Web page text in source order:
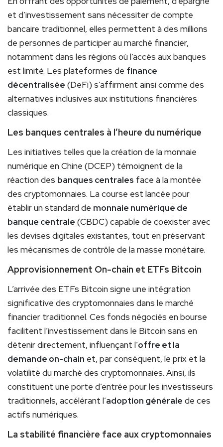
et d’investissement sans nécessiter de compte
bancaire traditionnel, elles permettent à des millions
de personnes de participer au marché financier,
notamment dans les régions où l’accès aux banques
est limité. Les plateformes de finance
décentralisée (DeFi) s’affirment ainsi comme des
alternatives inclusives aux institutions financières
classiques.
Les banques centrales à l’heure du numérique
Les initiatives telles que la création de la monnaie
numérique en Chine (DCEP) témoignent de la
réaction des banques centrales face à la montée
des cryptomonnaies. La course est lancée pour
établir un standard de monnaie numérique de
banque centrale (CBDC) capable de coexister avec
les devises digitales existantes, tout en préservant
les mécanismes de contrôle de la masse monétaire.
Approvisionnement On-chain et ETFs Bitcoin
L’arrivée des ETFs Bitcoin signe une intégration
significative des cryptomonnaies dans le marché
financier traditionnel. Ces fonds négociés en bourse
facilitent l’investissement dans le Bitcoin sans en
détenir directement, influençant l’offre et la
demande on-chain et, par conséquent, le prix et la
volatilité du marché des cryptomonnaies. Ainsi, ils
constituent une porte d’entrée pour les investisseurs
traditionnels, accélérant l’adoption générale de ces
actifs numériques.
La stabilité financière face aux cryptomonnaies